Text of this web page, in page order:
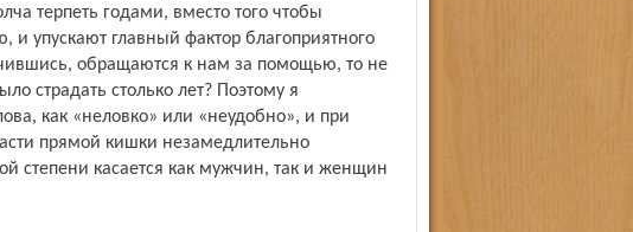
терпеть годами, вместо того чтобы
упускают главный фактор благоприятного
обращаются к нам за помощью, то не
страдать столько лет? Поэтому я
как «неловко» или «неудобно», и при
прямой кишки незамедлительно
степени касается как мужчин, так и женщин